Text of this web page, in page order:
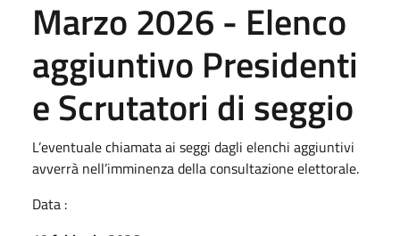
Marzo 2026 - Elenco
aggiuntivo Presidenti
e Scrutatori di seggio
L’eventuale chiamata ai seggi dagli elenchi aggiuntivi
avverrà nell’imminenza della consultazione elettorale.
Data :